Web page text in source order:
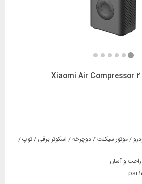
پمپ باد شارژی شیائومی Xiaomi Air Compressor 2
خودرو / موتور سیکلت / دوچرخه / اسکوتر برقی / توپ /
راحت و آسان